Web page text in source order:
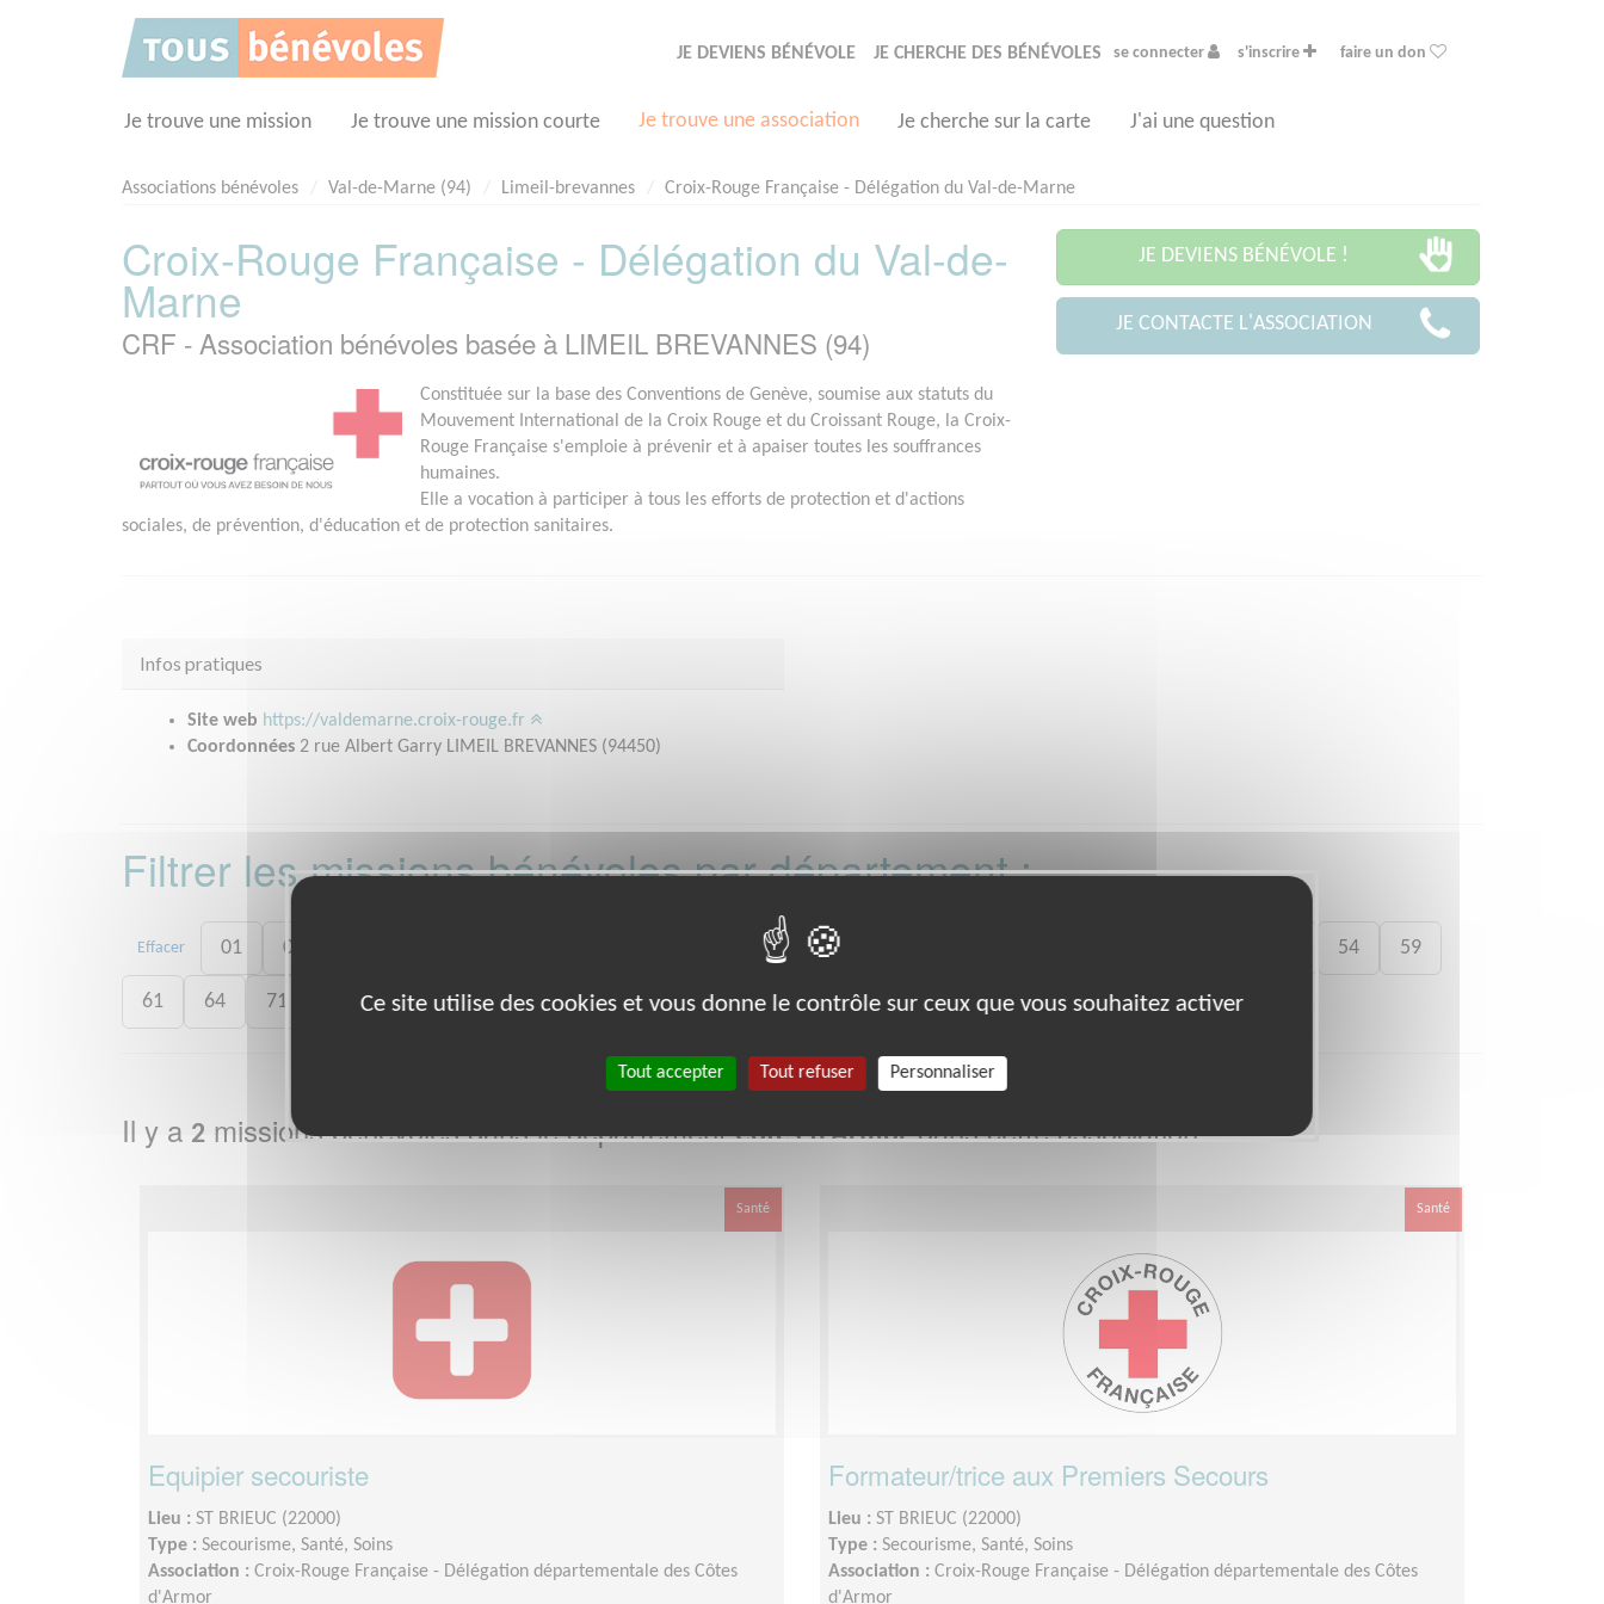
JE DEVIENS BÉNÉVOLE JE CHERCHE DES BÉNÉVOLES se connecter s'inscrire faire un don
Je trouve une mission Je trouve une mission courte Je trouve une association Je cherche sur la carte J'ai une question
Associations bénévoles Val-de-Marne (94) Limeil-brevannes Croix-Rouge Française - Délégation du Val-de-Marne
Croix-Rouge Française - Délégation du Val-de-
Marne
CRF - Association bénévoles basée à LIMEIL BREVANNES (94)
Constituée sur la base des Conventions de Genève, soumise aux statuts du
Mouvement International de la Croix Rouge et du Croissant Rouge, la Croix-
Rouge Française s'emploie à prévenir et à apaiser toutes les souffrances
humaines.
Elle a vocation à participer à tous les efforts de protection et d'actions
sociales, de prévention, d'éducation et de protection sanitaires.
JE DEVIENS BÉNÉVOLE !
JE CONTACTE L'ASSOCIATION
Infos pratiques
Site web https://valdemarne.croix-rouge.fr
Coordonnées 2 rue Albert Garry LIMEIL BREVANNES (94450)
Filtrer les missions bénévoles par département :
Effacer 01 06 29 54 59
61 64 71 75 77 78 80 88 89 91 92 93 988
Il y a 2 missions bénévoles dans le départementCôtes-d'Armordans cette association
Santé
Equipier secouriste
Lieu : ST BRIEUC (22000)
Type : Secourisme, Santé, Soins
Association : Croix-Rouge Française - Délégation départementale des Côtes
d'Armor
Santé
Formateur/trice aux Premiers Secours
Lieu : ST BRIEUC (22000)
Type : Secourisme, Santé, Soins
Association : Croix-Rouge Française - Délégation départementale des Côtes
d'Armor
Ce site utilise des cookies et vous donne le contrôle sur ceux que vous souhaitez activer
Tout accepter Tout refuser Personnaliser